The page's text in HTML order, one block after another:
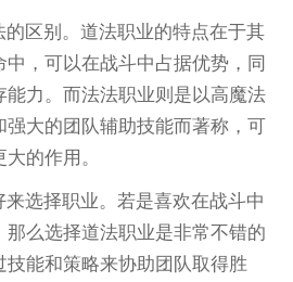
的区别。道法职业的特点在于其
，可以在战斗中占据优势，同
能力。而法法职业则是以高魔法
大的团队辅助技能而著称，可
的作用。
选择职业。若是喜欢在战斗中
么选择道法职业是非常不错的
能和策略来协助团队取得胜